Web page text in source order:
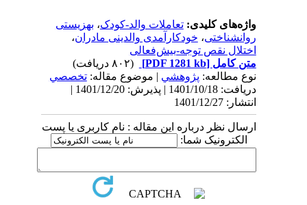
واژه‌های کلیدی:تعاملات والد-کودک،بهزیستی
روانشناختی،خودکارآمدی والدینی مادران ،
اختلال نقص توجه-بیش‌فعالی
متن کامل[PDF 1281 kb]
نوع مطالعه:پژوهشي| موضوع مقاله:تخصصي
دریافت: 1401/10/18 | پذیرش: 1401/12/20 |
انتشار: 1401/12/27
ارسال نظر درباره این مقاله : نام کاربری یا پست
الکترونیک شما: